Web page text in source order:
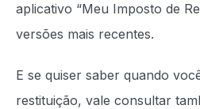
aplicativo “Meu Imposto de
versões mais recentes.
E se quiser saber quando
restituição, vale consultar